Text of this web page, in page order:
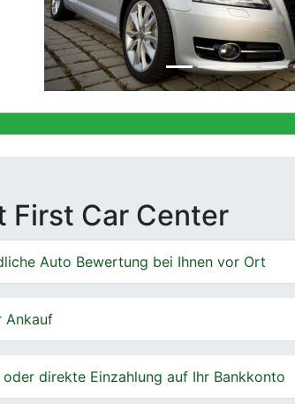
First Car Center
Auto Bewertung bei Ihnen vor Ort
Ankauf
direkte Einzahlung auf Ihr Bankkonto